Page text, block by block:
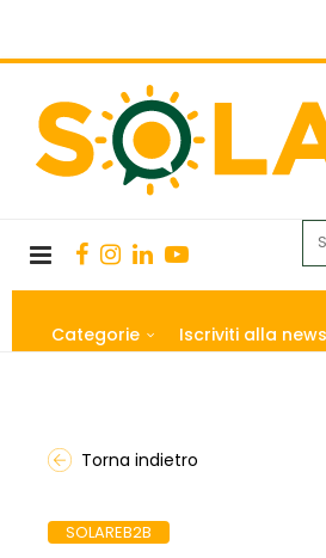
Categorie Iscriviti alla
Torna indietro
SOLAREB2B